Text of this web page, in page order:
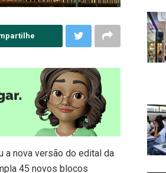
a nova versão do edital da
45 novos blocos